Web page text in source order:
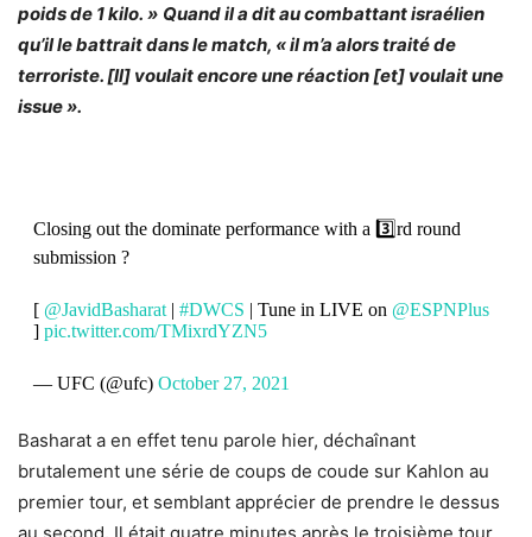
poids de 1 kilo. » Quand il a dit au combattant israélien
qu’il le battrait dans le match, « il m’a alors traité de
terroriste. [Il] voulait encore une réaction [et] voulait une
issue ».
Closing out the dominate performance with a 3️⃣rd round
submission ?
[ @JavidBasharat| #DWCS | Tune in LIVE on @ESPNPlus
] pic.twitter.com/TMixrdYZN5
— UFC (@ufc) October 27, 2021
Basharat a en effet tenu parole hier, déchaînant
brutalement une série de coups de coude sur Kahlon au
premier tour, et semblant apprécier de prendre le dessus
au second. Il était quatre minutes après le troisième tour